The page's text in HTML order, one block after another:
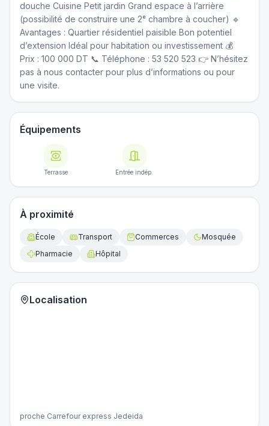
douche Cuisine Petit jardin Grand espace à l’arrière
(possibilité de construire une 2ᵉ chambre à coucher) 🔹
Avantages : Quartier résidentiel paisible Bon potentiel
d’extension Idéal pour habitation ou investissement 💰
Prix : 100 000 DT 📞 Téléphone : 53 520 523 👉 N’hésitez
pas à nous contacter pour plus d’informations ou pour
une visite.
Équipements
Terrasse Entrée indép.
À proximité
École Transport Commerces
Mosquée
Pharmacie
Hôpital
Localisation
proche Carrefour express Jedeida